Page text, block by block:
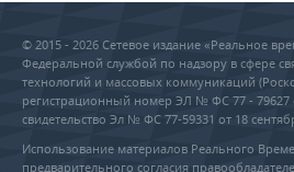
© 2015 - 2026 Сетевое издание «Реальное
Федеральной службой по надзору в сфере
технологий и массовых коммуникаций
регистрационный номер ЭЛ № ФС 77 - 79627
свидетельство Эл № ФС 77-59331 от 18
Использование материалов Реального
предварительного согласия